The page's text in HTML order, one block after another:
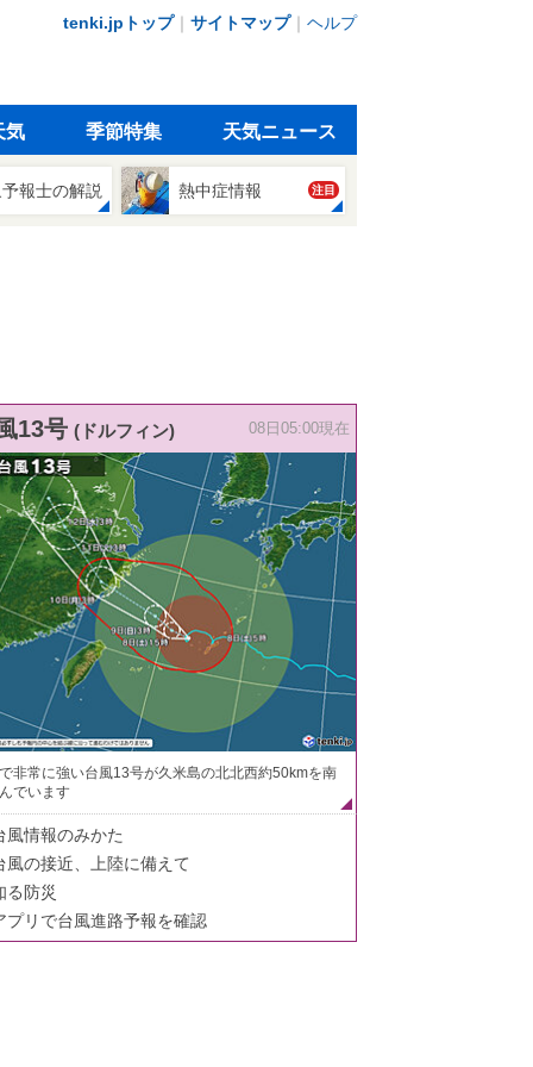
tenki.jpトップ｜ サイトマップ｜ ヘルプ
気 季節特集 天気ニュース
報士の解説 熱中症情報 注目
13号 (ドルフィン) 08日05:00現在
非常に強い台風13号が久米島の北北西約50kmを南
でいます
風情報のみかた
風の接近、上陸に備えて
る防災
プリで台風進路予報を確認